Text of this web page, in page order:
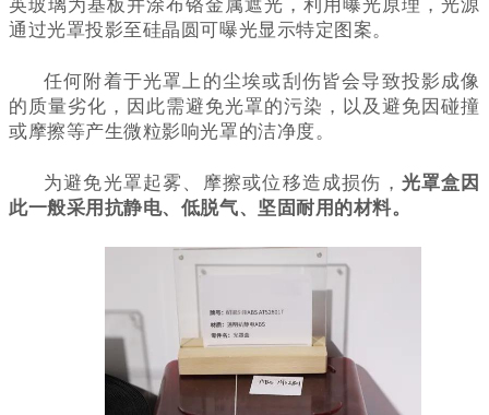
英玻璃为基板并涂布铬金属遮光，利用曝光原理，光源
通过光罩投影至硅晶圆可曝光显示特定图案。
任何附着于光罩上的尘埃或刮伤皆会导致投影成像
的质量劣化，因此需避免光罩的污染，以及避免因碰撞
或摩擦等产生微粒影响光罩的洁净度。
为避免光罩起雾、摩擦或位移造成损伤， 光罩盒因
此一般采用抗静电、低脱气、坚固耐用的材料。